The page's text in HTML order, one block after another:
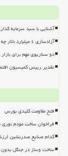
آشنایی با سبد سرمایه
آزادسازی ۶ میلیارد دلار چه تاثیری بر نرخ دلار و معیشت مردم دارد؟
دو سناریوی مهم برای
تقدیر رییس کمیسیون
فتح مقاومت کلیدی بورس
فراخوان ساخت مودم نوری
کدام صنایع صدرنشین ارزش
ساخت وساز در جنگل بدون